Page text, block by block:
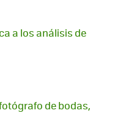
a los análisis de
de bodas,